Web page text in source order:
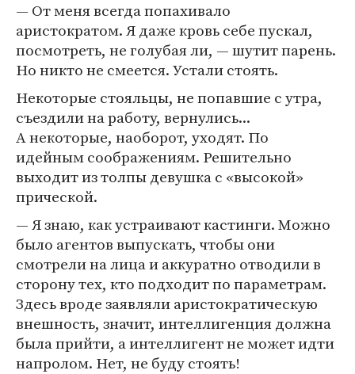
— От меня всегда попахивало
аристократом. Я даже кровь себе пускал,
посмотреть, не голубая ли, — шутит парень.
Но никто не смеется. Устали стоять.
Некоторые стояльцы, не попавшие с утра,
съездили на работу, вернулись...
А некоторые, наоборот, уходят. По
идейным соображениям. Решительно
выходит из толпы девушка с «высокой»
прической.
— Я знаю, как устраивают кастинги. Можно
было агентов выпускать, чтобы они
смотрели на лица и аккуратно отводили в
сторону тех, кто подходит по параметрам.
Здесь вроде заявляли аристократическую
внешность, значит, интеллигенция должна
была прийти, а интеллигент не может идти
напролом. Нет, не буду стоять!